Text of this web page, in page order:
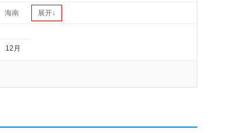
海南 展开↓
12月